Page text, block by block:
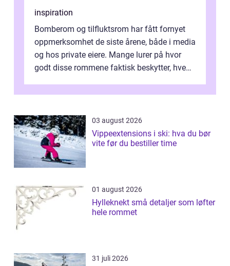
inspiration
Bomberom og tilfluktsrom har fått fornyet
oppmerksomhet de siste årene, både i media
og hos private eiere. Mange lurer på hvor
godt disse rommene faktisk beskytter, hvem
03 august 2026
Vippeextensions i ski: hva du bør
vite før du bestiller time
01 august 2026
Hylleknekt små detaljer som løfter
hele rommet
31 juli 2026